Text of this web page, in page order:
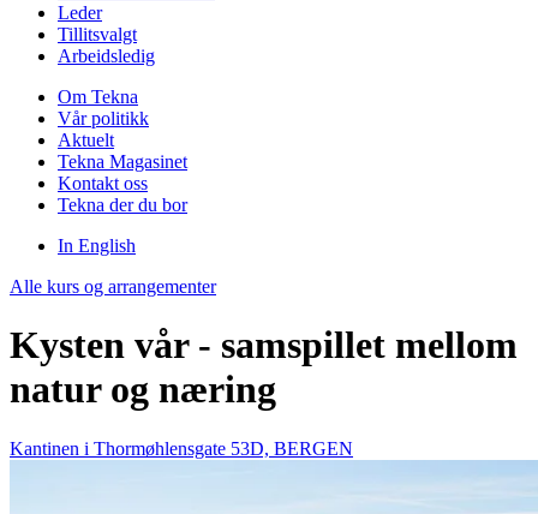
Leder
Tillitsvalgt
Arbeidsledig
Om Tekna
Vår politikk
Aktuelt
Tekna Magasinet
Kontakt oss
Tekna der du bor
In English
Alle kurs og arrangementer
Kysten vår - samspillet mellom
natur og næring
Kantinen i Thormøhlensgate 53D, BERGEN